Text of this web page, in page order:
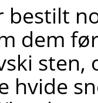
bestilt
dem
sten,
hvide